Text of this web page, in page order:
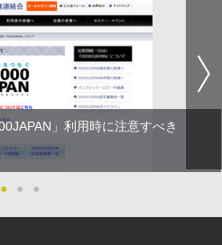
」利用時に注意すべき
● ● ●